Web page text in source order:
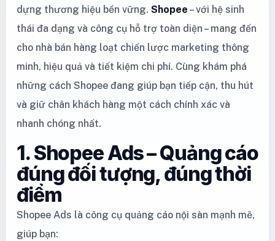
dựng thương hiệu bền vững. Shopee – với hệ sinh
thái đa dạng và công cụ hỗ trợ toàn diện – mang đến
cho nhà bán hàng loạt chiến lược marketing thông
minh, hiệu quả và tiết kiệm chi phí. Cùng khám phá
những cách Shopee đang giúp bạn tiếp cận, thu hút
và giữ chân khách hàng một cách chính xác và
nhanh chóng nhất.
1. Shopee Ads – Quảng cáo
đúng đối tượng, đúng thời
điểm
Shopee Ads là công cụ quảng cáo nội sàn mạnh mẽ,
giúp bạn: